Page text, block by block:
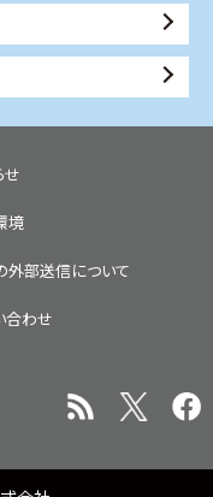
せ
境
外部送信について
合わせ